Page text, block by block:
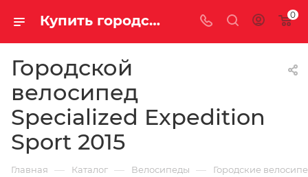
Купить городской велосипед Specialized Expedition Sport 2015 за 36290.00000000 в Саратове и Энгельсе 0
Городской
велосипед
Specialized Expedition
Sport 2015
Главная — Каталог — Велосипеды — Городские